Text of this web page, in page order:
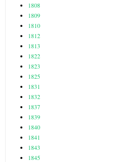
1808
1809
1810
1812
1813
1822
1823
1825
1831
1832
1837
1839
1840
1841
1843
1845